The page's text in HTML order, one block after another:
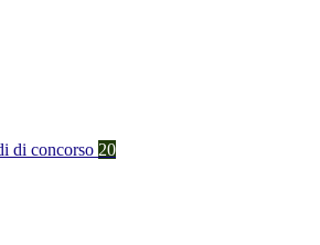
di concorso 20